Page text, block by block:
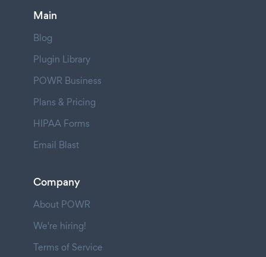
Main
Blog
Plugin Library
POWR Business
Plans & Pricing
HIPAA Forms
Email Blast
Company
About POWR
We're hiring!
Terms of Service